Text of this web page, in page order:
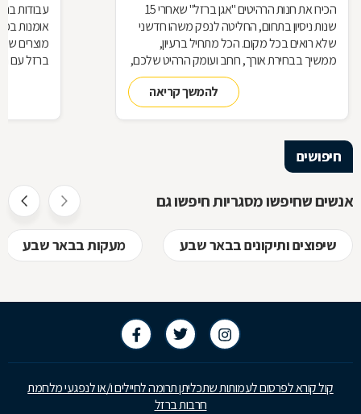
הכירו את חנות הרהיטים ''אגן ברזל'' שאחרי 15
שנות ניסיון בתחום, החליטה לנפק משהו חדשני
שלא רואים בכל מקום. הכל מתחיל ברעיון,
ממשיך בבחירת אורך, רוחב ועומק הרהיט שלכם,
ממשיך בייצור מקורי ממיטב חומרי הגלם ומסתיים
ביצירת הפתרון המרשים והמעשי ביותר עבורכם
להמשך קריאה
עבודות
אומנות
מוצרים
ברזל עם
חיפושים
אנשים שחיפשו מסגריות חיפשו גם
שיפוצים ותיקונים בבאר שבע מעקות בבאר שבע
קול קורא לפרסום לעמותות שתכליתן תרומה לחיילים ו/או לנפגעי מלחמת
חרבות ברזל